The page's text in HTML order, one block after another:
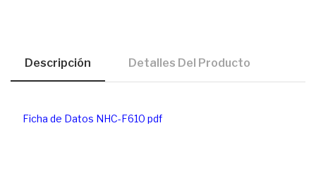
Descripción Detalles Del Producto
Ficha de Datos NHC-F610 pdf